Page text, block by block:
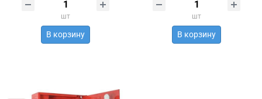
шт
В корзину
шт
В корзину